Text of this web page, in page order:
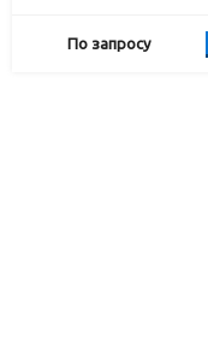
По запросу